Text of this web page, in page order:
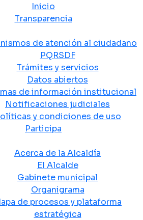
Inicio
Transparencia
de atención al ciudadano
PQRSDF
Trámites y servicios
Datos abiertos
de información institucional
Notificaciones judiciales
y condiciones de uso
Participa
Acerca de la Alcaldía
El Alcalde
Gabinete municipal
Organigrama
de procesos y plataforma
estratégica